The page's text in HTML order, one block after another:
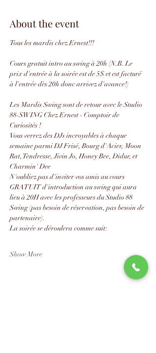
About the event
Tous les mardis chez Ernest!!!
Cours gratuit intro au swing à 20h (N.B. Le
prix d'entrée à la soirée est de 5$ et est facturé
à l'entrée dès 20h donc arrivez d'avance!)
Les Mardis Swing sont de retour avec le Studio
88-SWING Chez Ernest - Comptoir de
Curiosités !
Vous verrez des DJs incroyables à chaque
semaine parmi DJ Frisé, Bourg d'Acier, Moon
Rat, Tendresse, Jivin Jo, Honey Bee, Didur, et
Charmin' Dee
N'oubliez pas d'inviter vos amis au cours
GRATUIT d'introduction au swing qui aura
lieu à 20H avec les professeurs du Studio 88
Swing (pas besoin de réservation, pas besoin de
partenaire).
La soirée se déroulera comme suit:
Show More